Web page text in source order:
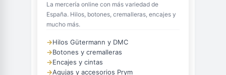
La mercería online con más variedad de
España. Hilos, botones, cremalleras, encajes y
mucho más.
→Hilos Gütermann y DMC
→Botones y cremalleras
→Encajes y cintas
→Agujas y accesorios Prym